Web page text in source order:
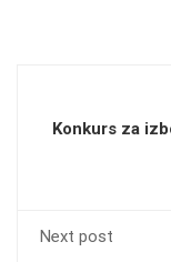
Konkurs za
Next post